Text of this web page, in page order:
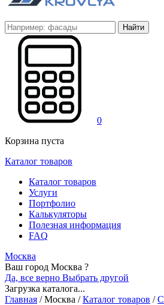
Найти
0
Корзина пуста
Каталог товаров
Каталог товаров
Услуги
Портфолио
Калькуляторы
Полезная информация
FAQ
Москва
Ваш город Москва ?
Да, все верно Выбрать другой
Загрузка каталога...
Главная /Москва / Каталог товаров /